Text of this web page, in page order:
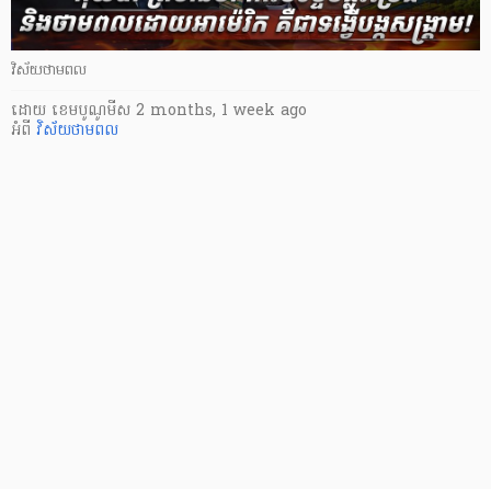
វិស័យថាមពល
ដោយ ​ ខេមបូណូមីស 2 months, 1 week ago
អំពី វិស័យថាមពល